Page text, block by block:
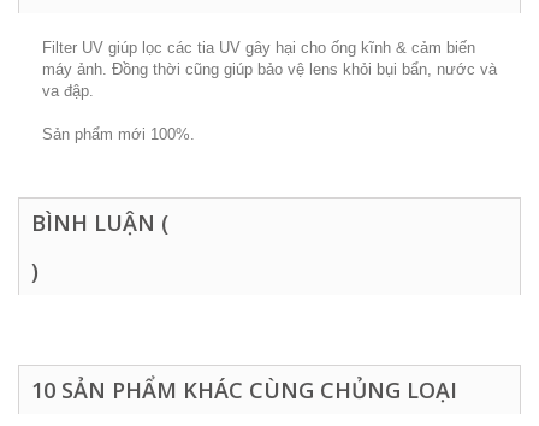
Filter UV giúp lọc các tia UV gây hại cho ống kĩnh & cảm biến
máy ảnh. Đồng thời cũng giúp bảo vệ lens khỏi bụi bẩn, nước và
va đập.
Sản phẩm mới 100%.
BÌNH LUẬN (
)
10 SẢN PHẨM KHÁC CÙNG CHỦNG LOẠI